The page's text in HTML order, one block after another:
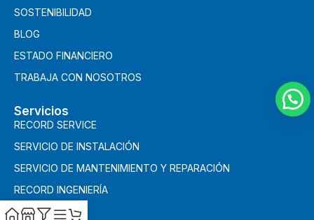
SOSTENIBILIDAD
BLOG
ESTADO FINANCIERO
TRABAJA CON NOSOTROS
Servicios
RECORD SERVICE
SERVICIO DE INSTALACIÓN
SERVICIO DE MANTENIMIENTO Y REPARACIÓN
RECORD INGENIERÍA